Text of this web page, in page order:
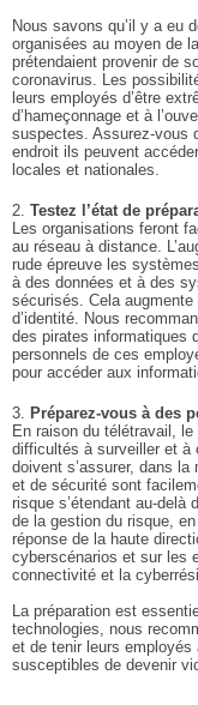
Nous savons qu’il y a eu
organisées au moyen de
prétendaient provenir de
coronavirus. Les
leurs employés d’être
d’hameçonnage et à
suspectes. Assurez-vous
endroit ils peuvent
locales et nationales.
Testez l’état de
Les organisations feront
au réseau à distance.
rude épreuve les
à des données et à des
sécurisés. Cela
d’identité. Nous
des pirates informatiques
personnels de ces
pour accéder aux
Préparez-vous à des
En raison du télétravail,
difficultés à surveiller et à
doivent s’assurer, dans
et de sécurité sont
risque s’étendant au-delà
de la gestion du risque,
réponse de la haute
cyberscénarios et sur les
connectivité et la
La préparation est
technologies, nous
et de tenir leurs employés
susceptibles de devenir